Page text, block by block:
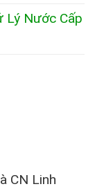
Lý Nước Cấp
CN Linh